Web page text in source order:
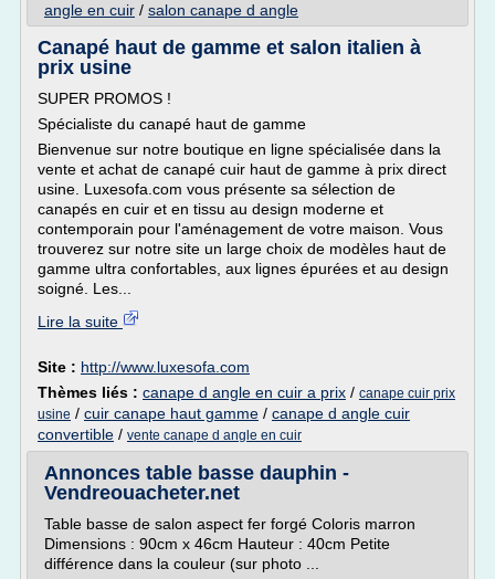
angle en cuir / salon canape d angle
Canapé haut de gamme et salon italien à
prix usine
SUPER PROMOS !
Spécialiste du canapé haut de gamme
Bienvenue sur notre boutique en ligne spécialisée dans la
vente et achat de canapé cuir haut de gamme à prix direct
usine. Luxesofa.com vous présente sa sélection de
canapés en cuir et en tissu au design moderne et
contemporain pour l'aménagement de votre maison. Vous
trouverez sur notre site un large choix de modèles haut de
gamme ultra confortables, aux lignes épurées et au design
soigné. Les...
Lire la suite
Site : http://www.luxesofa.com
Thèmes liés : canape d angle en cuir a prix / canape cuir prix
usine / cuir canape haut gamme / canape d angle cuir
convertible / vente canape d angle en cuir
Annonces table basse dauphin -
Vendreouacheter.net
Table basse de salon aspect fer forgé Coloris marron
Dimensions : 90cm x 46cm Hauteur : 40cm Petite
différence dans la couleur (sur photo ...